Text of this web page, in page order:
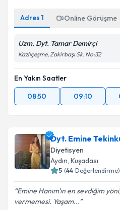
Adres 1 Online Görüşme
Uzm. Dyt. Tamar Demirçi
Kazlıçeşme, Zakirbaşı Sk. No:32
En Yakın Saatler
08:50
09:10
Dyt. Emine
Diyetisyen
Aydın, Kuşadası
5 (44 Değerlendirme)
Emine Hanım'ın en sevdiğim
vermemesi. Yaşam...